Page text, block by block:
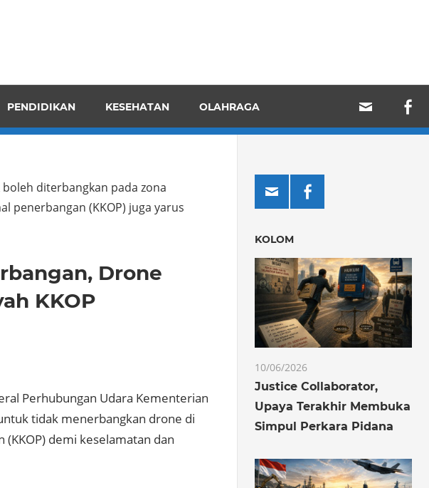
PENDIDIKAN KESEHATAN OLAHRAGA
diterbangkan pada zona
penerbangan (KKOP) juga yarus
Drone
KKOP
Perhubungan Udara Kementerian
tidak menerbangkan drone di
(KKOP) demi keselamatan dan
KOLOM
10/06/2026
Justice Collaborator,
Upaya Terakhir Membuka
Simpul Perkara Pidana